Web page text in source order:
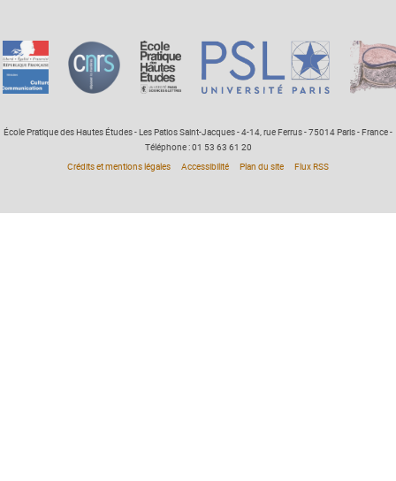
École Pratique des Hautes Études - Les Patios Saint-Jacques - 4-14, rue Ferrus - 75014 Paris - France -
Téléphone : 01 53 63 61 20
Crédits et mentions légales
Accessibilité Plan du site Flux RSS